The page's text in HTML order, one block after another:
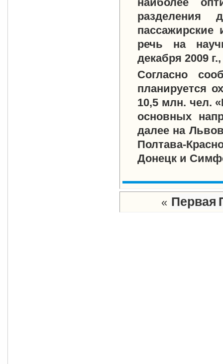
разделения
речь на
декабря 2009
Согласно
планируется
10,5 млн. чел.
основных
далее на
Полтава-
Донецк и
« Первая